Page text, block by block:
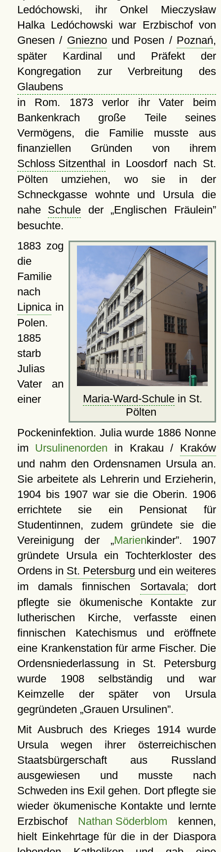
Ledóchowski, ihr Onkel Mieczysław
Halka Ledóchowski war Erzbischof von
Gnesen / Gnieznound Posen / Poznań,
später Kardinal und Präfekt der
Kongregation zur Verbreitung des
Glaubens
in Rom. 1873 verlor ihr Vater beim
Bankenkrach große Teile seines
Vermögens, die Familie musste aus
finanziellen Gründen von ihrem
Schloss Sitzenthal in Loosdorf nach St.
Pölten umziehen, wo sie in der
Schneckgasse wohnte und Ursula die
nahe Schule der Englischen Fräulein
besuchte.
Maria-Ward-Schulein St.
Pölten
1883 zog
die
Familie
nach
Lipnicain
Polen.
1885
starb
Julias
Vater an
einer
Pockeninfektion. Julia wurde 1886 Nonne
im Ursulinenorden in Krakau / Kraków
und nahm den Ordensnamen Ursula an.
Sie arbeitete als Lehrerin und Erzieherin,
1904 bis 1907 war sie die Oberin. 1906
errichtete sie ein Pensionat für
Studentinnen, zudem gründete sie die
Vereinigung der
Marienkinder . 1907
gründete Ursula ein Tochterkloster des
Ordens in St. Petersburg und ein weiteres
im damals finnischen Sortavala; dort
pflegte sie ökumenische Kontakte zur
lutherischen Kirche, verfasste einen
finnischen Katechismus und eröffnete
eine Krankenstation für arme Fischer. Die
Ordensniederlassung in St. Petersburg
wurde 1908 selbständig und war
Keimzelle der später von Ursula
gegründeten Grauen Ursulinen .
Mit Ausbruch des Krieges 1914 wurde
Ursula wegen ihrer österreichischen
Staatsbürgerschaft aus Russland
ausgewiesen und musste nach
Schweden ins Exil gehen. Dort pflegte sie
wieder ökumenische Kontakte und lernte
Erzbischof Nathan Söderblom kennen,
hielt Einkehrtage für die in der Diaspora